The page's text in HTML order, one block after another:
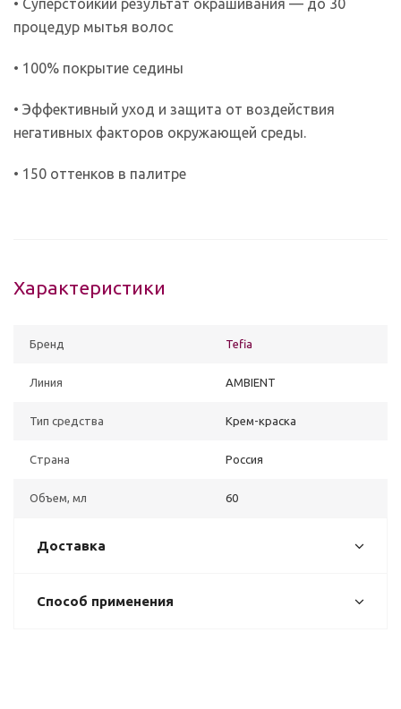
процедур мытья волос
• 100% покрытие седины
• Эффективный уход и защита от воздействия
негативных факторов окружающей среды.
• 150 оттенков в палитре
Характеристики
Бренд Tefia
Линия AMBIENT
Тип средства Крем-краска
Страна Россия
Объем, мл 60
Доставка
Способ применения